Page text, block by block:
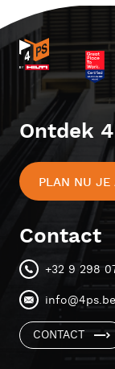
Ontdek
PLAN NU JE
Contact
+32 9 298
info@4ps.be
CONTACT